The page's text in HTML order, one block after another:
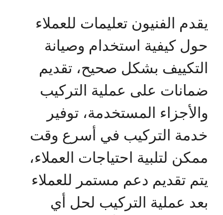
يقدم الفنيون تعليمات للعملاء
حول كيفية استخدام وصيانة
التكييف بشكل صحيح، تقديم
ضمانات على عملية التركيب
والأجزاء المستخدمة، توفير
خدمة التركيب في أسرع وقت
ممكن لتلبية احتياجات العملاء،
يتم تقديم دعم مستمر للعملاء
بعد عملية التركيب لحل أي